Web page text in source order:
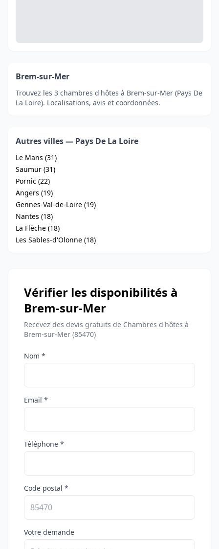
Brem-sur-Mer
Trouvez les 3 chambres d'hôtes à Brem-sur-Mer (Pays De
La Loire). Localisations, avis et coordonnées.
Autres villes — Pays De La Loire
Le Mans (31)
Saumur (31)
Pornic (22)
Angers (19)
Gennes-Val-de-Loire (19)
Nantes (18)
La Flèche (18)
Les Sables-d'Olonne (18)
Vérifier les disponibilités à
Brem-sur-Mer
Recevez des devis gratuits de Chambres d'hôtes à
Brem-sur-Mer (85470)
Nom *
Email *
Téléphone *
Code postal *
Votre demande